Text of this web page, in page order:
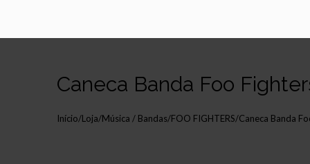
Caneca Banda Foo
Início/Loja/Música / Bandas/FOO FIGHTERS/Caneca Banda